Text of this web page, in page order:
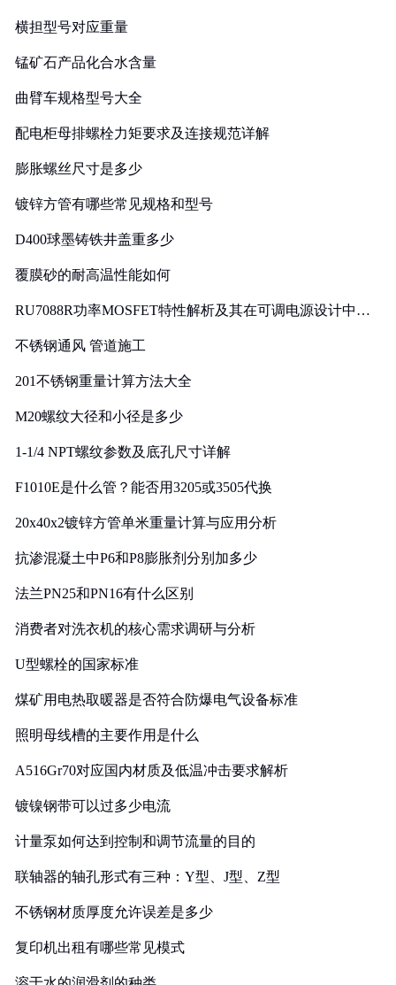
横担型号对应重量
锰矿石产品化合水含量
曲臂车规格型号大全
配电柜母排螺栓力矩要求及连接规范详解
膨胀螺丝尺寸是多少
镀锌方管有哪些常见规格和型号
D400球墨铸铁井盖重多少
覆膜砂的耐高温性能如何
RU7088R功率MOSFET特性解析及其在可调电源设计中的
不锈钢通风 管道施工
201不锈钢重量计算方法大全
M20螺纹大径和小径是多少
1-1/4 NPT螺纹参数及底孔尺寸详解
F1010E是什么管？能否用3205或3505代换
20x40x2镀锌方管单米重量计算与应用分析
抗渗混凝土中P6和P8膨胀剂分别加多少
法兰PN25和PN16有什么区别
消费者对洗衣机的核心需求调研与分析
U型螺栓的国家标准
煤矿用电热取暖器是否符合防爆电气设备标准
照明母线槽的主要作用是什么
A516Gr70对应国内材质及低温冲击要求解析
镀镍钢带可以过多少电流
计量泵如何达到控制和调节流量的目的
联轴器的轴孔形式有三种：Y型、J型、Z型
不锈钢材质厚度允许误差是多少
复印机出租有哪些常见模式